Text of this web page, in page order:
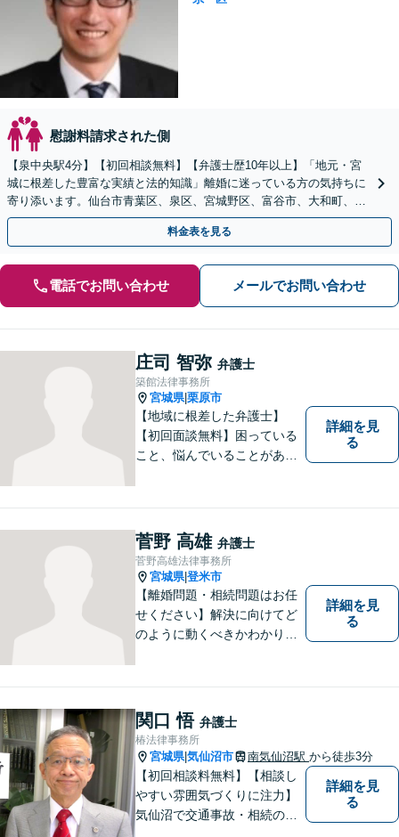
慰謝料請求された側
【泉中央駅4分】【初回相談無料】【弁護士歴10年以上】「地元・宮
城に根差した豊富な実績と法的知識」離婚に迷っている方の気持ちに
寄り添います。仙台市青葉区、泉区、宮城野区、富谷市、大和町、大
郷町、大衡村、利府町や塩竈市など【近隣駐車場あり】
料金表を見る
電話でお問い合わせ メールでお問い合わせ
庄司 智弥 弁護士
築館法律事務所
宮城県|栗原市
【地域に根差した弁護士】
【初回面談無料】困っている
こと、悩んでいることがあっ
まず弁護士に相談してみてく
ださい。離婚問題／借金問題
／交通事故／刑事事件など、
幅広く対応。【夜間／休日対
応可能】
詳細を見
る
菅野 高雄 弁護士
菅野高雄法律事務所
宮城県|登米市
【離婚問題・相続問題はお任
せください】解決に向けてど
のように動くべきかわかりや
夜間・休日対応可】お早めの
ご相談が、納得のいく解決へ
の第一歩です。
詳細を見
る
関口 悟 弁護士
椿法律事務所
宮城県|気仙沼市 南気仙沼駅 から徒歩3分
【初回相談料無料】【相談し
やすい雰囲気づくりに注力】
気仙沼で交通事故・相続のこ
詳細を見
る